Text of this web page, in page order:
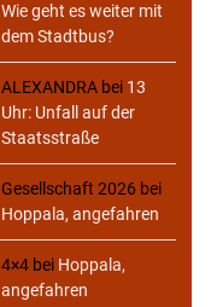
Wie geht es weiter mit
dem Stadtbus?
ALEXANDRA bei 13
Uhr: Unfall auf der
Staatsstraße
Gesellschaft 2026 bei
Hoppala, angefahren
4×4 bei Hoppala,
angefahren